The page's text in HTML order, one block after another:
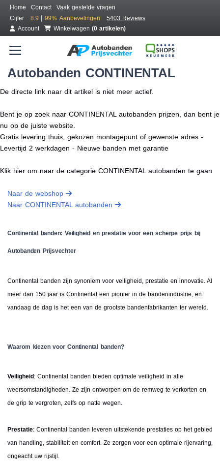
Home Contact
Vaak gestelde vragen
Cijfer
8.9 | 99% Aanbevelingen
5403 Reviews
Account
Winkelwagen (0 artikelen)
Autobanden CONTINENTAL
De directe link naar dit artikel is niet meer actief.
Bent je op zoek naar CONTINENTAL autobanden prijzen, dan bent je
nu op de juiste website.
Gratis levering thuis, gekozen montagepunt of gewenste adres -
Levertijd 2 werkdagen - Nieuwe banden met garantie
Klik hier om naar de categorie CONTINENTAL autobanden te gaan
Naar de webshop
Naar CONTINENTAL autobanden
Continental banden: Veiligheid en prestatie voor een scherpe prijs bij
Autobanden Prijsvechter
Continental banden zijn synoniem voor veiligheid, prestatie en innovatie. Al
meer dan 150 jaar is Continental een pionier in de bandenindustrie, en
vandaag de dag is het een van de grootste bandenfabrikanten ter wereld.
Waarom kiezen voor Continental banden?
Veiligheid : Continental banden bieden optimale veiligheid in alle
weersomstandigheden. Ze zijn ontworpen om de remweg te verkorten en
de grip te vergroten, zelfs op natte wegen.
Prestatie: Continental banden leveren uitstekende prestaties op het gebied
van handling, stabiliteit en comfort. Ze zorgen voor een optimale rijervaring,
ongeacht uw rijstijl.